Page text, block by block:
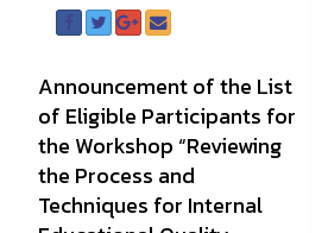
Announcement of the List
of Eligible Participants for
the Workshop “Reviewing
the Process and
Techniques for Internal